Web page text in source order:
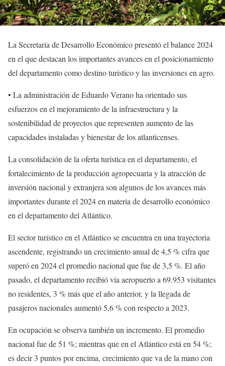
La Secretaría de Desarrollo Económico presentó el balance 2024
en el que destacan los importantes avances en el posicionamiento
del departamento como destino turístico y las inversiones en agro.
• La administración de Eduardo Verano ha orientado sus
esfuerzos en el mejoramiento de la infraestructura y la
sostenibilidad de proyectos que representen aumento de las
capacidades instaladas y bienestar de los atlanticenses.
La consolidación de la oferta turística en el departamento, el
fortalecimiento de la producción agropecuaria y la atracción de
inversión nacional y extranjera son algunos de los avances más
importantes durante el 2024 en materia de desarrollo económico
en el departamento del Atlántico.
El sector turístico en el Atlántico se encuentra en una trayectoria
ascendente, registrando un crecimiento anual de 4,5 % cifra que
superó en 2024 el promedio nacional que fue de 3,5 %. El año
pasado, el departamento recibió vía aeropuerto a 69.953 visitantes
no residentes, 3 % más que el año anterior, y la llegada de
pasajeros nacionales aumentó 5,6 % con respecto a 2023.
En ocupación se observa también un incremento. El promedio
nacional fue de 51 %; mientras que en el Atlántico está en 54 %;
es decir 3 puntos por encima, crecimiento que va de la mano con